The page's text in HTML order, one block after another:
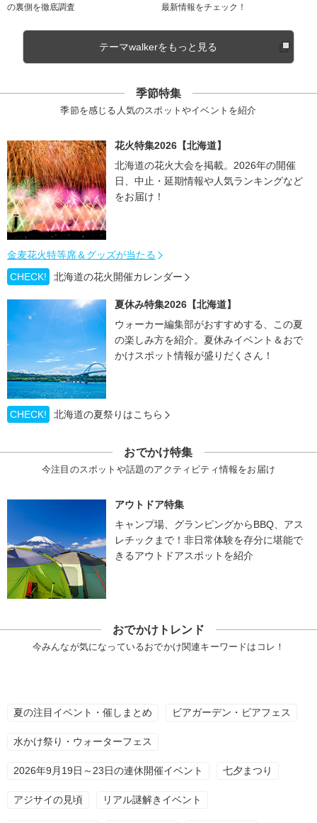
の裏側を徹底調査
最新情報をチェック！
テーマwalkerをもっと見る
季節特集
季節を感じる人気のスポットやイベントを紹介
花火特集2026【北海道】
北海道の花火大会を掲載。2026年の開催
日、中止・延期情報や人気ランキングなど
をお届け！
金麦花火特等席＆グッズが当たる
CHECK!
北海道の花火開催カレンダー
夏休み特集2026【北海道】
ウォーカー編集部がおすすめする、この夏
の楽しみ方を紹介。夏休みイベント＆おで
かけスポット情報が盛りだくさん！
CHECK! 北海道の夏祭りはこちら
おでかけ特集
今注目のスポットや話題のアクティビティ情報をお届け
アウトドア特集
キャンプ場、グランピングからBBQ、アス
レチックまで！非日常体験を存分に堪能で
きるアウトドアスポットを紹介
おでかけトレンド
今みんなが気になっているおでかけ関連キーワードはコレ！
夏の注目イベント・催しまとめ ビアガーデン・ビアフェス
水かけ祭り・ウォーターフェス
2026年9月19日～23日の連休開催イベント 七夕まつり
アジサイの見頃 リアル謎解きイベント